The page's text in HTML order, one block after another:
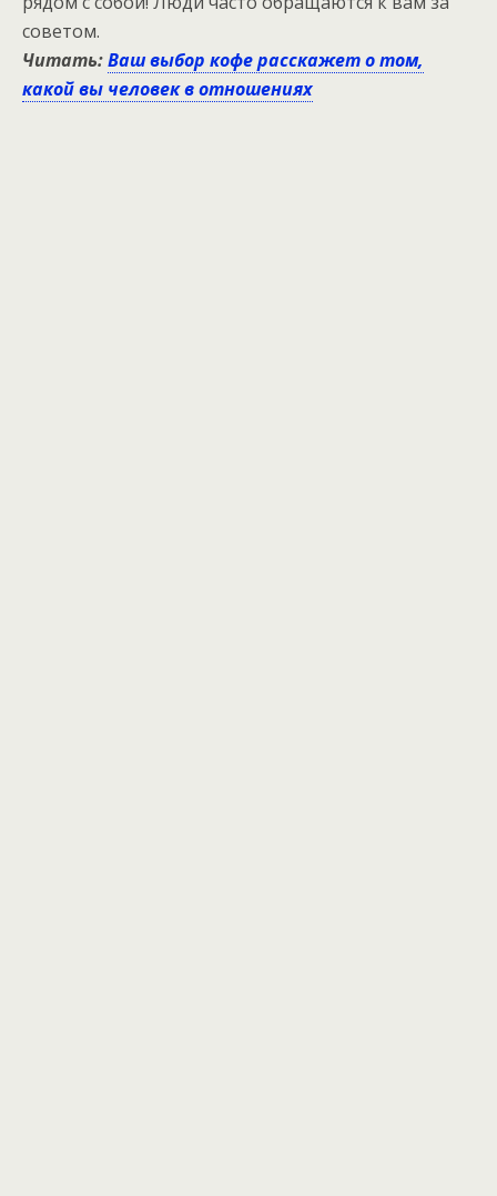
советом.
Читать:Ваш выбор кофе расскажет о том,
какой вы человек в отношениях